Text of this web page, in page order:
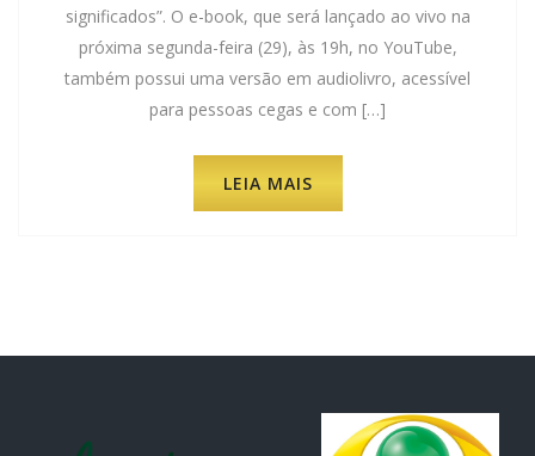
significados”. O e-book, que será lançado ao vivo na
próxima segunda-feira (29), às 19h, no YouTube,
também possui uma versão em audiolivro, acessível
para pessoas cegas e com […]
LEIA MAIS